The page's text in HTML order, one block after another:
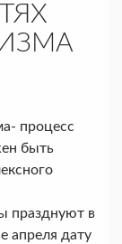
процесс
быть
празднуют в
апреля дату